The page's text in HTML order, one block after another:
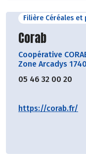
Filière Céréales
Découvrir le
Corab
Coopérative
Zone Arcadys
05 46 32 00 20
https://corab.fr/